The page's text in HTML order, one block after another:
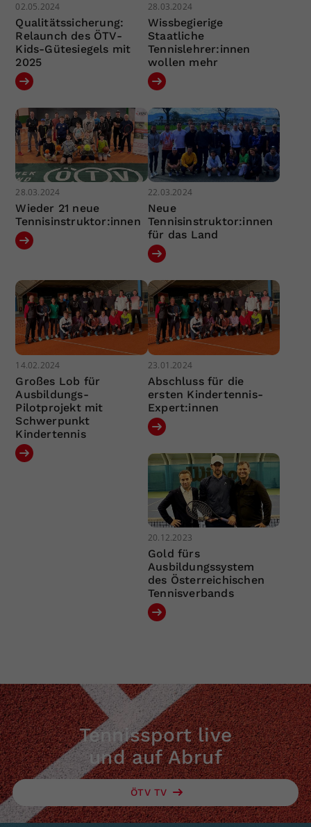
02.05.2024
Qualitätssicherung:
Relaunch des ÖTV-
Kids-Gütesiegels mit
2025
28.03.2024
Wissbegierige
Staatliche
Tennislehrer:innen
wollen mehr
28.03.2024
Wieder 21 neue
Tennisinstruktor:innen
22.03.2024
Neue
Tennisinstruktor:innen
für das Land
14.02.2024
Großes Lob für
Ausbildungs-
Pilotprojekt mit
Schwerpunkt
Kindertennis
23.01.2024
Abschluss für die
ersten Kindertennis-
Expert:innen
20.12.2023
Gold fürs
Ausbildungssystem
des Österreichischen
Tennisverbands
Tennissport live
und auf Abruf
ÖTV TV